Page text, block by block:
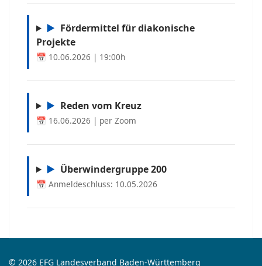
▶ Fördermittel für diakonische
Projekte
📅 10.06.2026 | 19:00h
▶ Reden vom Kreuz
📅 16.06.2026 | per Zoom
▶ Überwindergruppe 200
📅 Anmeldeschluss: 10.05.2026
© 2026 EFG Landesverband Baden-Württemberg